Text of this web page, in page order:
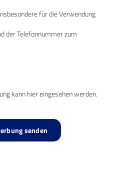
für die Verwendung
der Telefonnummer zum
kann hier eingesehen werden.
senden